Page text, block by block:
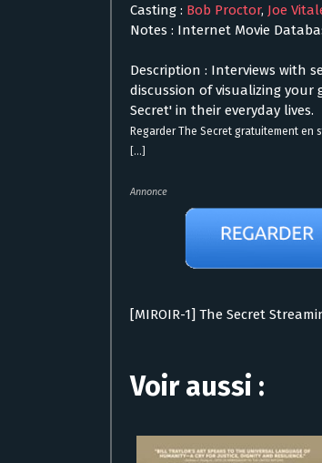
Casting : Bob Proctor, Joe
Notes : Internet Movie
Description : Interviews with
discussion of visualizing your
Secret' in their everyday lives.
Regarder The Secret gratuitement en
[...]
Annonce
[MIROIR-1] The Secret
Voir aussi :